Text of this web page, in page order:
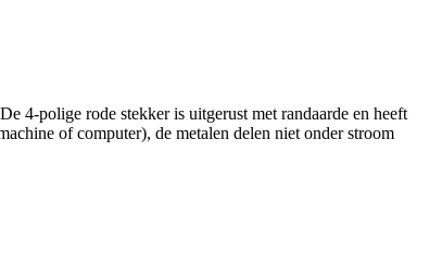
4-polige rode stekker is uitgerust met randaarde en heeft
of computer), de metalen delen niet onder stroom